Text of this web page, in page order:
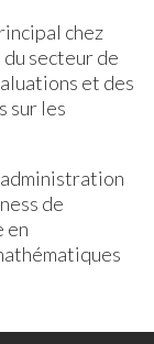
chez
secteur de
et des
sur les
de
en